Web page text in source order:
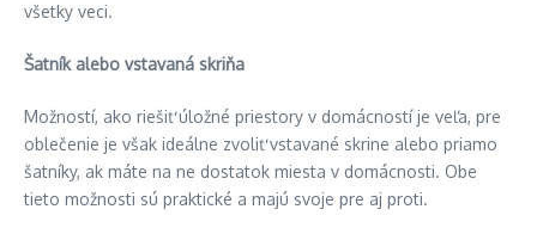
všetky veci.
Šatník alebo vstavaná skriňa
Možností, ako riešiť úložné priestory v domácností je veľa, pre
oblečenie je však ideálne zvoliť vstavané skrine alebo priamo
šatníky, ak máte na ne dostatok miesta v domácnosti. Obe
tieto možnosti sú praktické a majú svoje pre aj proti.